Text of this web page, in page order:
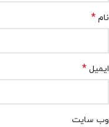
نام *
ایمیل *
وب‌ سایت